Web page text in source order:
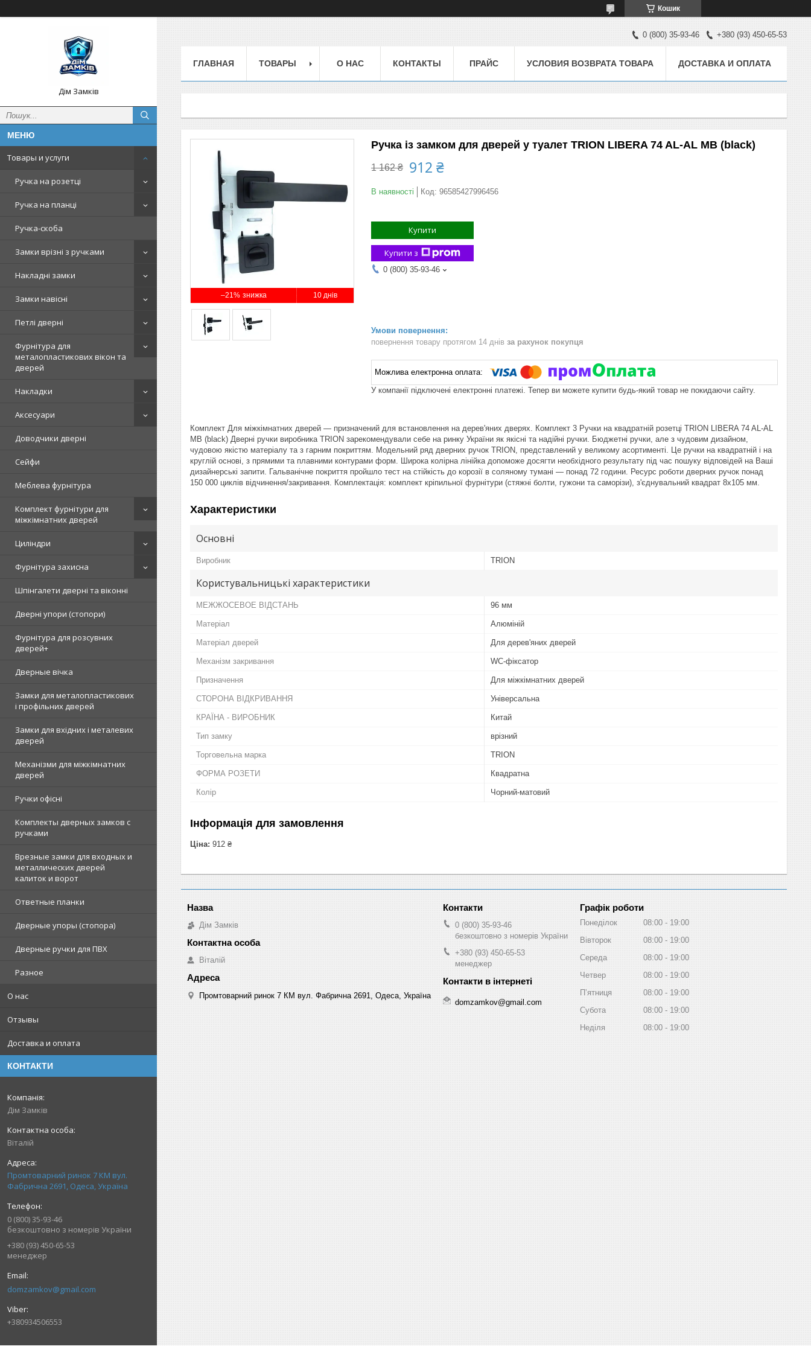
Кошик
Дім Замків
Товары и услуги
Ручка на розетці
Ручка на планці
Ручка-скоба
Замки врізні з ручками
Накладні замки
Замки навісні
Петлі дверні
Фурнітура для
металопластикових вікон та
дверей
Накладки
Аксесуари
Доводчики дверні
Сейфи
Меблева фурнітура
Комплект фурнітури для
міжкімнатних дверей
Циліндри
Фурнітура захисна
Шпінгалети дверні та віконні
Дверні упори (стопори)
Фурнітура для розсувних
дверей+
Дверные вічка
Замки для металопластикових
і профільних дверей
Замки для вхідних і металевих
дверей
Механізми для міжкімнатних
дверей
Ручки офісні
Комплекты дверных замков с
ручками
Врезные замки для входных и
металлических дверей
калиток и ворот
Ответные планки
Дверные упоры (стопора)
Дверные ручки для ПВХ
Разное
О нас
Отзывы
Доставка и оплата
КОНТАКТИ
Дім Замків
Віталій
Промтоварний ринок 7 КМ вул.
Фабрична 2691, Одеса, Україна
0 (800) 35-93-46
безкоштовно з номерів України
+380 (93) 450-65-53
менеджер
domzamkov@gmail.com
+380934506553
0 (800) 35-93-46 +380 (93) 450-65-53
ГЛАВНАЯ ТОВАРЫ О НАС КОНТАКТЫ ПРАЙС УСЛОВИЯ ВОЗВРАТА ТОВАРА ДОСТАВКА И ОПЛАТА
–21% 10 днів
Ручка із замком для дверей у туалет TRION LIBERA 74 AL-AL MB (black)
1 162 ₴ 912 ₴
В наявності Код: 96585427996456
Купити
Купити з
0 (800) 35-93-46
повернення товару протягом 14 днів за рахунок покупця
У компанії підключені електронні платежі. Тепер ви можете купити будь-який товар не покидаючи сайту.
Комплект Для міжкімнатних дверей — призначений для встановлення на дерев'яних дверях. Комплект 3 Ручки на квадратній розетці TRION LIBERA 74 AL-AL
MB (black) Дверні ручки виробника TRION зарекомендували себе на ринку України як якісні та надійні ручки. Бюджетні ручки, але з чудовим дизайном,
чудовою якістю матеріалу та з гарним покриттям. Модельний ряд дверних ручок TRION, представлений у великому асортименті. Це ручки на квадратній і на
круглій основі, з прямими та плавними контурами форм. Широка колірна лінійка допоможе досягти необхідного результату під час пошуку відповідей на Ваші
дизайнерські запити. Гальванічне покриття пройшло тест на стійкість до корозії в соляному тумані — понад 72 години. Ресурс роботи дверних ручок понад
150 000 циклів відчинення/закривання. Комплектація: комплект кріпильної фурнітури (стяжні болти, гужони та саморізи), з'єднувальний квадрат 8x105 мм.
Характеристики
Основні
Виробник TRION
Користувальницькі характеристики
МЕЖЖОСЕВОЕ ВІДСТАНЬ 96 мм
Матеріал Алюміній
Матеріал дверей Для дерев'яних дверей
Механізм закривання WC-фіксатор
Призначення Для міжкімнатних дверей
СТОРОНА ВІДКРИВАННЯ Універсальна
КРАЇНА - ВИРОБНИК Китай
Тип замку врізний
Торговельна марка TRION
ФОРМА РОЗЕТИ Квадратна
Колір Чорний-матовий
Інформація для замовлення
Ціна: 912 ₴
Дім Замків
Віталій
Промтоварний ринок 7 КМ вул. Фабрична 2691, Одеса, Україна
0 (800) 35-93-46
безкоштовно з номерів України
+380 (93) 450-65-53
менеджер
domzamkov@gmail.com
Графік роботи
Понеділок 08:00
19:00
Вівторок
08:00
19:00
Середа
08:00
19:00
Четвер
08:00
19:00
Пʼятниця
08:00
19:00
Субота
08:00
19:00
Неділя
08:00 19:00